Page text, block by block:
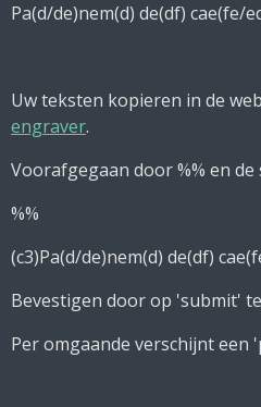
Pa(d/de)nem(d) de(df) cae(fe/
Uw teksten kopieren in de
engraver.
Voorafgegaan door %% en de
%%
(c3)Pa(d/de)nem(d) de(df)
Bevestigen door op 'submit'
Per omgaande verschijnt